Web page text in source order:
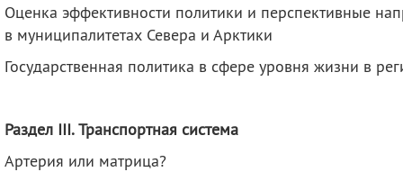
Оценка эффективности политики и перспективные
в муниципалитетах Севера и Арктики
Государственная политика в сфере уровня жизни в
Раздел III. Транспортная система
Артерия или матрица?